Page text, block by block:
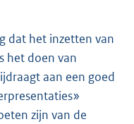
dat het inzetten van
het doen van
aan een goed
zijn van de